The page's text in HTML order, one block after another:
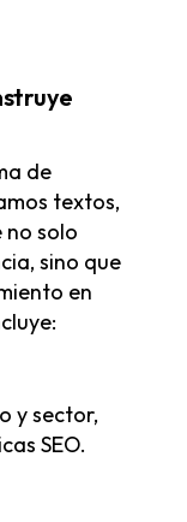
de
textos,
no solo
sino que
en
y sector,
SEO.